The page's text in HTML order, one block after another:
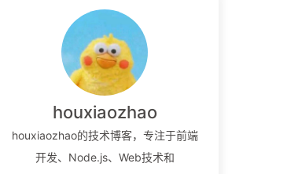
houxiaozhao
houxiaozhao的技术博客，专注于前端
开发、Node.js、Web技术和